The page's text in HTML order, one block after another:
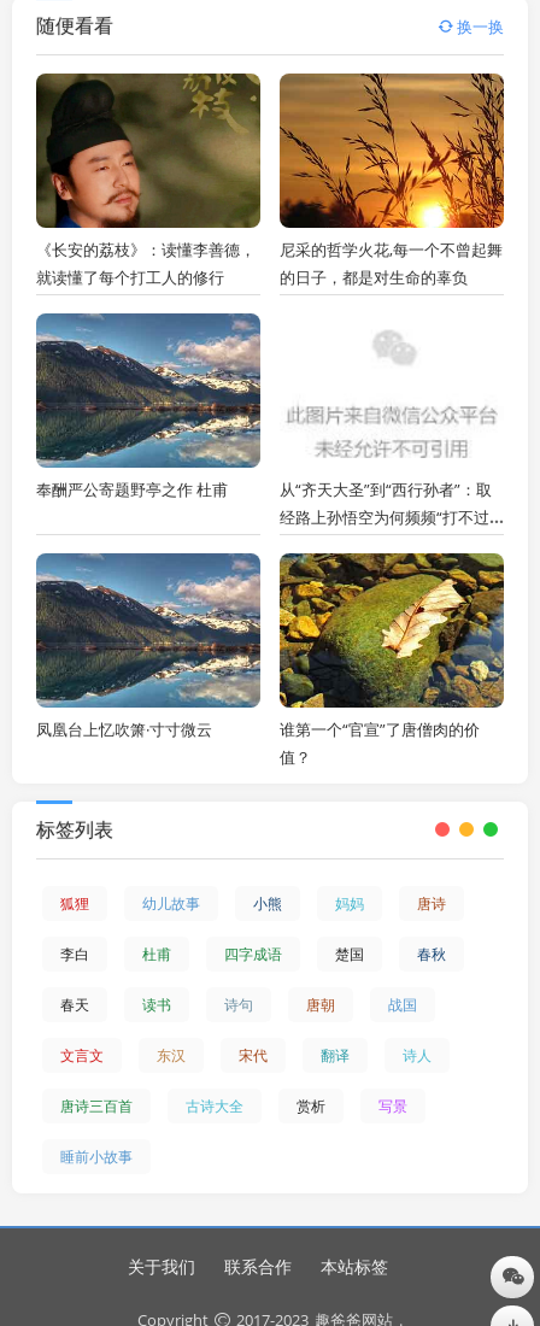
随便看看 换一换
《长安的荔枝》：读懂李善德，
就读懂了每个打工人的修行
尼采的哲学火花,每一个不曾起舞
的日子，都是对生命的辜负
奉酬严公寄题野亭之作 杜甫
从“齐天大圣”到“西行孙者”：取
经路上孙悟空为何频频“打不过”
凤凰台上忆吹箫·寸寸微云
谁第一个“官宣”了唐僧肉的价
值？
标签列表
狐狸 幼儿故事 小熊 妈妈 唐诗
李白 杜甫 四字成语 楚国 春秋
春天 读书 诗句 唐朝 战国
文言文 东汉 宋代 翻译 诗人
唐诗三百首 古诗大全 赏析 写景
睡前小故事
关于我们 联系合作 本站标签
Copyright 2017-2023 趣爸爸网站 .